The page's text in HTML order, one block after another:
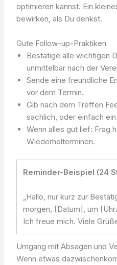
optimieren kannst. Ein
bewirken, als Du denkst.
Gute Follow-up-Praktiken
Bestätige alle wichtigen
unmittelbar nach der
Sende eine freundliche
vor dem Termin.
Gib nach dem Treffen
sachlich, oder einfach
Wenn alles gut lief: Frag
Wiederholterminen.
Reminder-Beispiel (24
„Hallo, nur kurz zur
morgen, [Datum], um
Ich freue mich. Viele
Umgang mit Absagen und
Wenn etwas